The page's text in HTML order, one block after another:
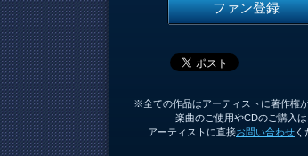
ファン登録
※全ての作品はアーティストに著作権が
楽曲のご使用やCDのご購入は
アーティストに直接お問い合わせ く